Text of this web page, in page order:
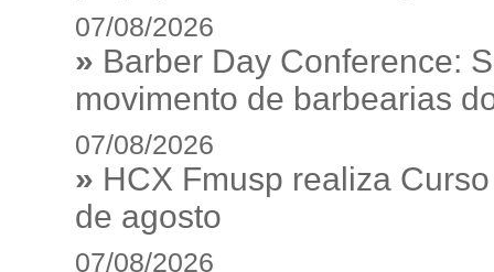
07/08/2026
» Barber Day Conference:
movimento de barbearias
07/08/2026
» HCX Fmusp realiza
de agosto
07/08/2026